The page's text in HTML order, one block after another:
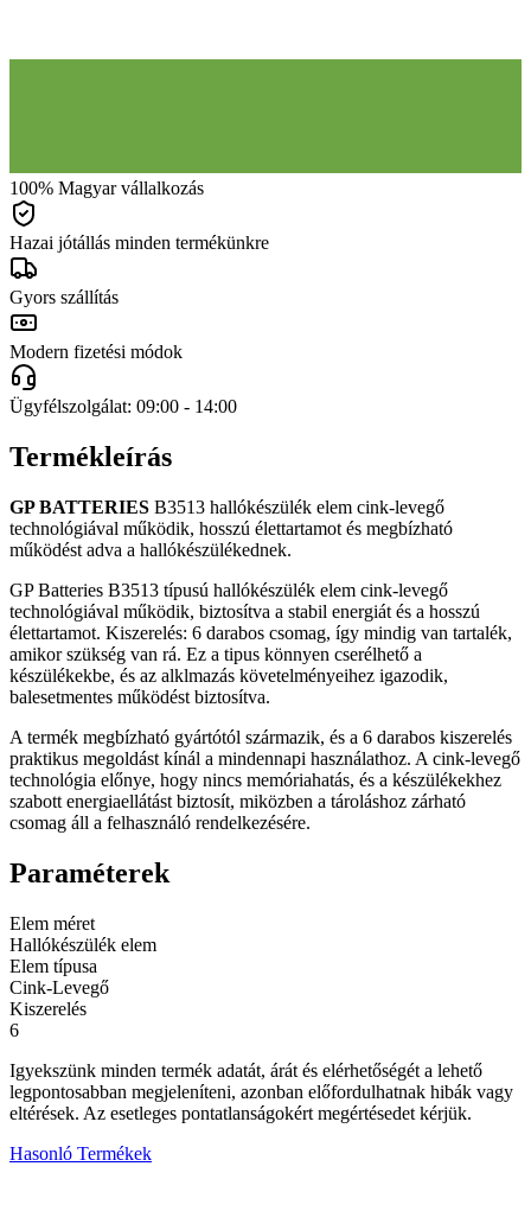
100% Magyar vállalkozás
Hazai jótállás minden termékünkre
Gyors szállítás
Modern fizetési módok
Ügyfélszolgálat: 09:00 - 14:00
Termékleírás
GP BATTERIES B3513 hallókészülék elem cink-levegő
technológiával működik, hosszú élettartamot és megbízható
működést adva a hallókészülékednek.
GP Batteries B3513 típusú hallókészülék elem cink-levegő
technológiával működik, biztosítva a stabil energiát és a hosszú
élettartamot. Kiszerelés: 6 darabos csomag, így mindig van tartalék,
amikor szükség van rá. Ez a tipus könnyen cserélhető a
készülékekbe, és az alklmazás követelményeihez igazodik,
balesetmentes működést biztosítva.
A termék megbízható gyártótól származik, és a 6 darabos kiszerelés
praktikus megoldást kínál a mindennapi használathoz. A cink-levegő
technológia előnye, hogy nincs memóriahatás, és a készülékekhez
szabott energiaellátást biztosít, miközben a tároláshoz zárható
csomag áll a felhasználó rendelkezésére.
Paraméterek
Elem méret
Hallókészülék elem
Elem típusa
Cink-Levegő
Kiszerelés
6
Igyekszünk minden termék adatát, árát és elérhetőségét a lehető
legpontosabban megjeleníteni, azonban előfordulhatnak hibák vagy
eltérések. Az esetleges pontatlanságokért megértésedet kérjük.
Hasonló Termékek